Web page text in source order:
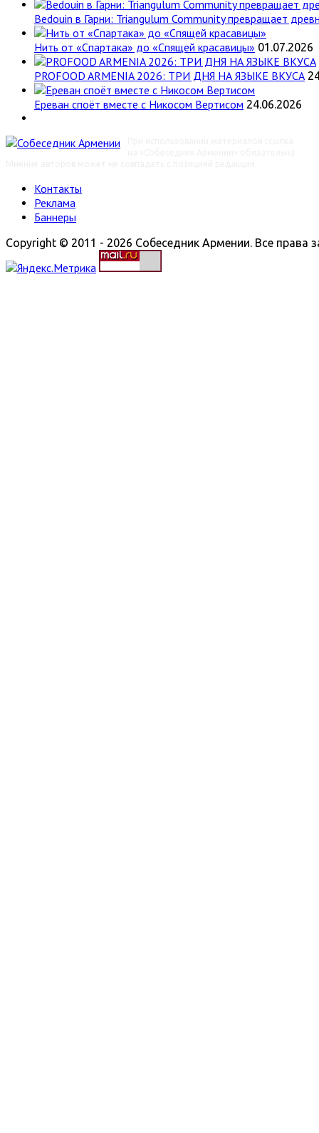
Bedouin в Гарни: Triangulum Community превращает
Нить от «Спартака» до «Спящей красавицы» 01.07.2026
PROFOOD ARMENIA 2026: ТРИ ДНЯ НА ЯЗЫКЕ ВКУСА
Ереван споёт вместе с Никосом Вертисом 24.06.2026
Контакты
Реклама
Баннеры
Copyright © 2011 - 2026 Собеседник Армении. Все права